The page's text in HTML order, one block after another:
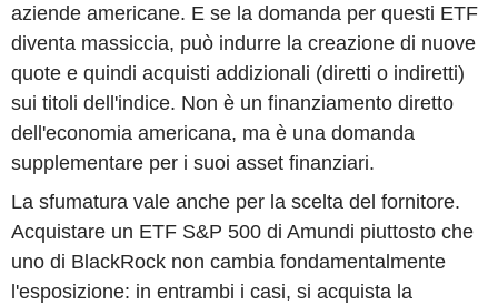
aziende americane. E se la domanda per questi ETF
diventa massiccia, può indurre la creazione di nuove
quote e quindi acquisti addizionali (diretti o indiretti)
sui titoli dell'indice. Non è un finanziamento diretto
dell'economia americana, ma è una domanda
supplementare per i suoi asset finanziari.
La sfumatura vale anche per la scelta del fornitore.
Acquistare un ETF S&P 500 di Amundi piuttosto che
uno di BlackRock non cambia fondamentalmente
l'esposizione: in entrambi i casi, si acquista la